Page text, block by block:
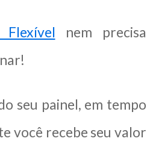
Flexível nem precisa
seu painel, em tempo
você recebe seu valor